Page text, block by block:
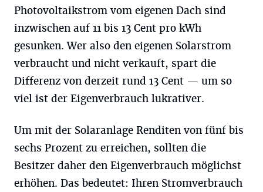
Photovoltaikstrom vom eigenen Dach sind
inzwischen auf 11 bis 13 Cent pro kWh
gesunken. Wer also den eigenen Solarstrom
verbraucht und nicht verkauft, spart die
Differenz von derzeit rund 13 Cent — um so
viel ist der Eigenverbrauch lukrativer.
Um mit der Solaranlage Renditen von fünf bis
sechs Prozent zu erreichen, sollten die
Besitzer daher den Eigenverbrauch möglichst
erhöhen. Das bedeutet: Ihren Stromverbrauch